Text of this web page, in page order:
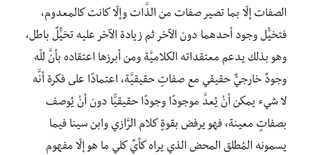
الصفات إلّا بما تصير صفات من الذَّات وإلّا كانت كالمعدوم،
فتخيُّل وجود أحدهما دون الآخر ثم زيادة الآخر عليه تخيُّلٌ باطل،
وهو بذلك يدعم معتقداته الكلاميَّة ومن أبرزها اعتقاده بأنَّ للّه
وجودٌ خارجيٌّ حقيقي مع صفاتٍ حقيقيَّة، اعتمادًا على فكرة أنَّه
لا شيء يمكن أنْ يُعدَّ موجودًا وجودًا حقيقيًّا دون أنْ يُوصف
بصفاتٍ معينة، فهو يرفض بقوةٍ كلام الرَّازي وابن سينا فيما
يسمونه المُطلق المحض الذي يراه كأيِّ كلي ما هو إلّا مفهوم